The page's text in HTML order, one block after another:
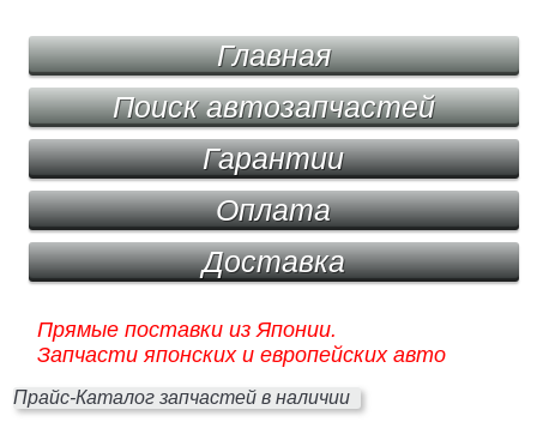
Главная
Поиск автозапчастей
Гарантии
Оплата
Доставка
Прямые поставки из Японии.
Запчасти японских и европейских авто
Прайс-Каталог запчастей в наличии